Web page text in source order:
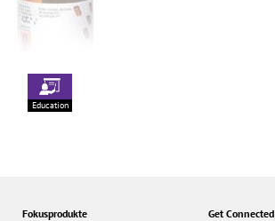
Education
Fokusprodukte
Get Connected